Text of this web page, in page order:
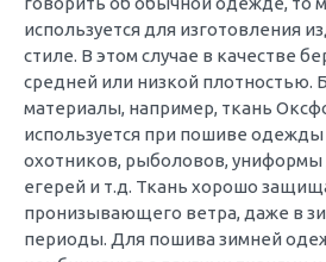
используется для изготовления
стиле. В этом случае в качестве
средней или низкой плотностью.
материалы, например, ткань
используется при пошиве одежды
охотников, рыболовов, униформы
егерей и т.д. Ткань хорошо
пронизывающего ветра, даже в
периоды. Для пошива зимней